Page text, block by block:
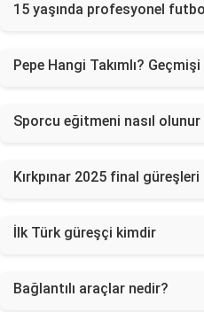
15 yaşında profesyonel
Pepe Hangi Takımlı?
Sporcu eğitmeni nasıl olunur
Kırkpınar 2025 final
İlk Türk güreşçi kimdir
Bağlantılı araçlar nedir?